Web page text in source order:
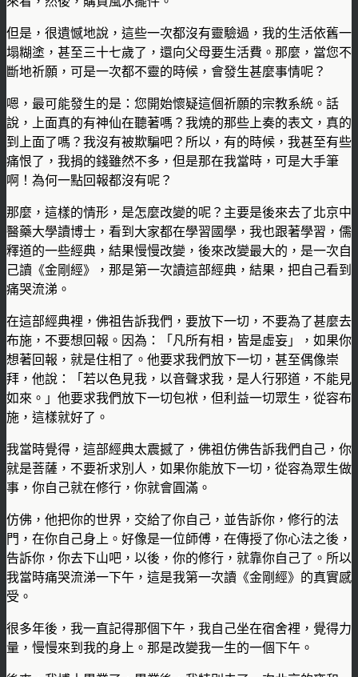
但是，很遺憾地說，這些一次都沒有靈驗過，我的生活依舊一
塌糊塗，甚至三十七歲了，還向父母要生活費。那麼，當您不
斷地祈願，可是一次都不靈的時候，會發生甚麼事情呢？
嗯，最可能發生的是：您開始懷疑這個祈願的宗教系統。話
說，上面真的有神仙在聽著嗎？我燒的那些上奏的表文，真的
到上面了嗎？我沒有被欺騙吧？所以，有的時候，我甚至有些
痛恨了，我捐的錢雖然不多，但是那在我當時，可是大手筆
啊！為何一點回報都沒有呢？
那麼，這樣的情形，是怎麼改變的呢？主要是後來去了北京中
醫藥大學讀博士，看到大家都在學習國學，我也跟著學習，儒
釋道的一些經典，結果慢慢改變，後來改變最大的，是一次自
己讀《金剛經》，那是第一次讀這部經典，結果，把自己看到
痛哭流涕。
在這部經典裡，佛祖告訴我們，要放下一切，不要為了甚麼去
布施，不要想回報。因為：「凡所有相，皆是虛妄」，如果你
想著回報，就是住相了。他要求我們放下一切，甚至偶像崇
拜，他說：「若以色見我，以音聲求我，是人行邪道，不能見
如來。」他要求我們放下一切包袱，但利益一切眾生，從容布
施，這樣就好了。
我當時覺得，這部經典太震撼了，佛祖仿佛告訴我們自己，你
就是菩薩，不要祈求別人，如果你能放下一切，從容為眾生做
事，你自己就在修行，你就會圓滿。
仿佛，他把你的世界，交給了你自己，並告訴你，修行的法
門，在你自己身上。好像是一位師傅，在傳授了你心法之後，
告訴你，你去下山吧，以後，你的修行，就靠你自己了。所以
我當時痛哭流涕一下午，這是我第一次讀《金剛經》的真實感
受。
很多年後，我一直記得那個下午，我自己坐在宿舍裡，覺得力
量，慢慢來到我的身上。那是改變我一生的一個下午。